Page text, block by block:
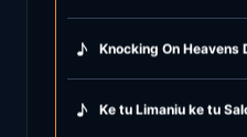
♪ Knocking On Heavens
♪ Ke tu Limaniu ke tu